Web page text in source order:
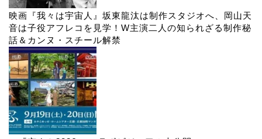
映画『我々は宇宙人』坂東龍汰は制作スタジオへ、岡山天
音は子役アフレコを見学！W主演二人の知られざる制作秘
話＆カンヌ・スチール解禁